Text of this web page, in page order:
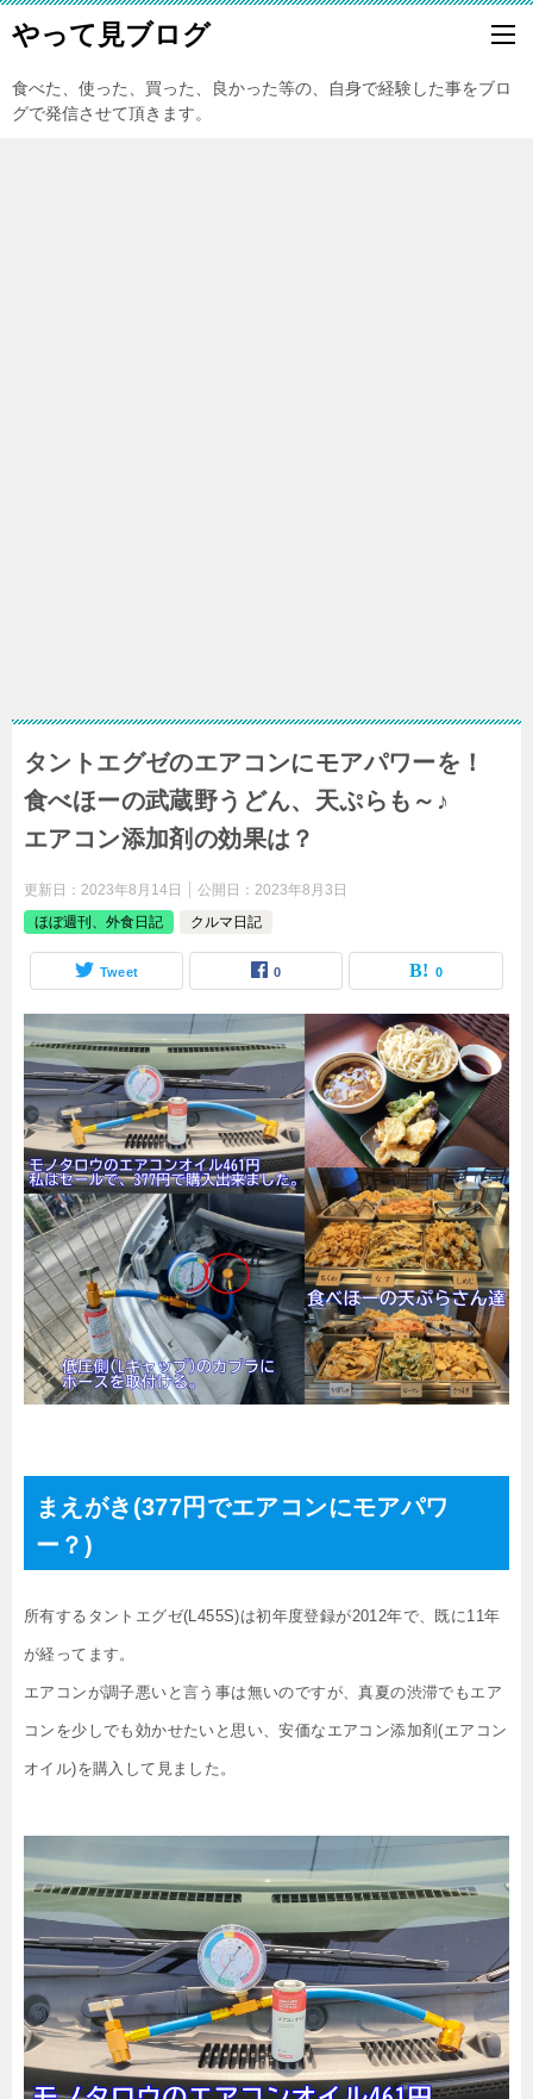
やって見ブログ
食べた、使った、買った、良かった等の、自身で経験した事をブロ
グで発信させて頂きます。
タントエグゼのエアコンにモアパワーを！
食べほーの武蔵野うどん、天ぷらも～♪
エアコン添加剤の効果は？
更新日： 2023年8月14日 公開日： 2023年8月3日
ほぼ週刊、外食日記
クルマ日記
Tweet 0 0
まえがき(377円でエアコンにモアパワ
ー？)
所有するタントエグゼ(L455S)は初年度登録が2012年で、既に11年
が経ってます。
エアコンが調子悪いと言う事は無いのですが、真夏の渋滞でもエア
コンを少しでも効かせたいと思い、安価なエアコン添加剤(エアコン
オイル)を購入して見ました。